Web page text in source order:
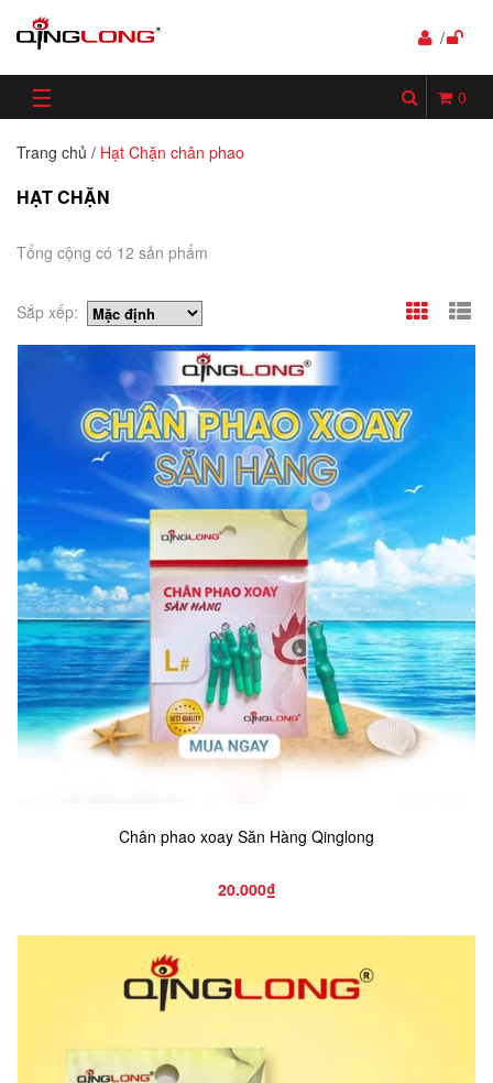
/
☰ 0
Trang chủ / Hạt Chặn chân phao
HẠT CHẶN
Tổng cộng có 12 sản phẩm
Sắp xếp:
Chân phao xoay Săn Hàng Qinglong
20.000₫